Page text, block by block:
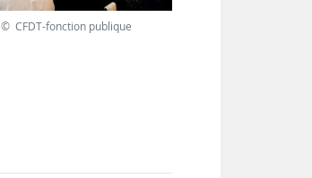
© CFDT-fonction publique